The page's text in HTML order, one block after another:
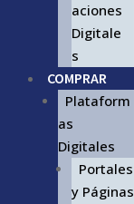
aciones
Digitale
s
COMPRAR
Plataform
as
Digitales
Portales
y Páginas